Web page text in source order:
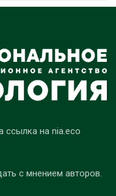
ссылка на nia.eco
с мнением авторов.